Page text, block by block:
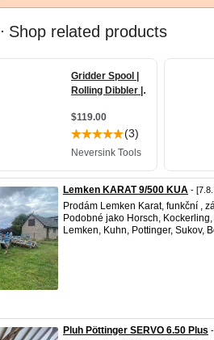
Lemken KARAT 9/500 KUA -
Prodám Lemken Karat, funkční ,
Podobné jako Horsch,
Lemken, Kuhn, Pottinger, Sukov,
Pluh Pöttinger SERVO 6.50 Plus